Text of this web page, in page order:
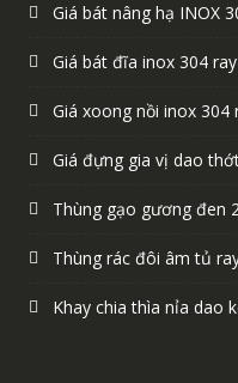
Giá bát nâng hạ INOX
Giá bát đĩa inox 304
Giá xoong nồi inox 304
Giá đựng gia vị dao
Thùng gạo gương đen
Thùng rác đôi âm tủ
Khay chia thìa nỉa dao